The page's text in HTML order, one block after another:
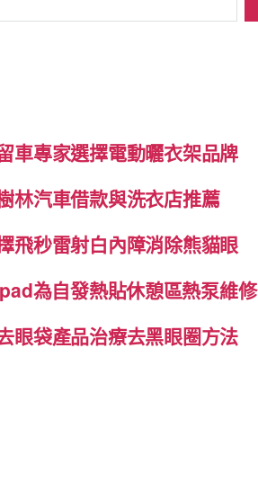
車專家選擇電動曬衣架品牌
林汽車借款與洗衣店推薦
飛秒雷射白內障消除熊貓眼
為自發熱貼休憩區熱泵維修
眼袋產品治療去黑眼圈方法